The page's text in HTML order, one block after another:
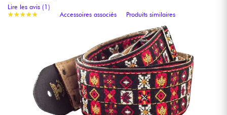
Synthés & Sampleurs
Home Studio
Casques
★★★★★
★★★★★
Lire les avis (1)
Accessoires associés
Produits similaires